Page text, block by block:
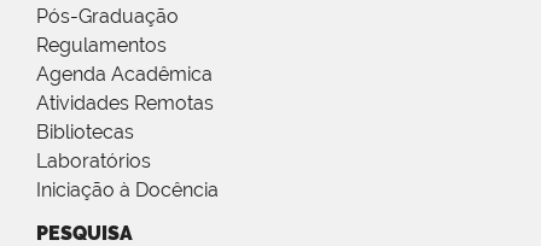
Pós-Graduação
Regulamentos
Agenda Acadêmica
Atividades Remotas
Bibliotecas
Laboratórios
Iniciação à Docência
PESQUISA